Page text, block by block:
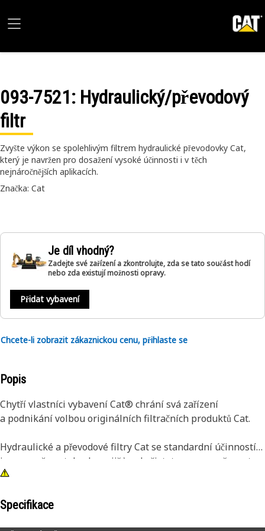
093-7521: Hydraulický/převodový
filtr
Zvyšte výkon se spolehlivým filtrem hydraulické převodovky Cat,
který je navržen pro dosažení vysoké účinnosti i v těch
nejnáročnějších aplikacích.
Značka: Cat
Je díl vhodný?
Zadejte své zařízení a zkontrolujte, zda se tato součást hodí
nebo zda existují možnosti opravy.
Přidat vybavení
Chcete-li zobrazit zákaznickou cenu, přihlaste se
Popis
Chytří vlastníci vybavení Cat® chrání svá zařízení
a podnikání volbou originálních filtračních produktů Cat.
Hydraulické a převodové filtry Cat se standardní účinností
jsou navrženy tak, aby zajišťovaly čistotu a neporušenost
systémů ve většině běžných a méně náročných podmínkách.
z důvodu kontaminace olejem a zajišťují kvalitu, konzistenci
Specifikace